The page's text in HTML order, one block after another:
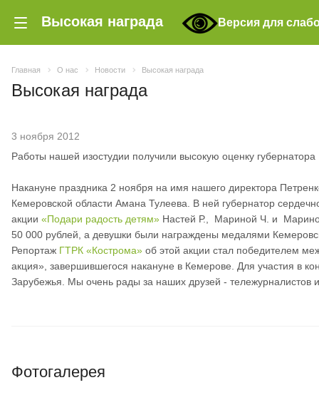
Высокая награда Версия для
Главная О нас Новости Высокая награда
Высокая награда
3 ноября 2012
Работы нашей изостудии получили высокую оценку
Накануне праздника 2 ноября на имя нашего директора
Кемеровской области Амана Тулеева. В ней губернатор
акции «Подари радость детям» Настей Р., Мариной Ч. и
50 000 рублей, а девушки были награждены медалями
Репортаж ГТРК «Кострома» об этой акции стал победителем
акция», завершившегося накануне в Кемерове. Для участия в
Зарубежья. Мы очень рады за наших друзей - тележурналистов
Фотогалерея